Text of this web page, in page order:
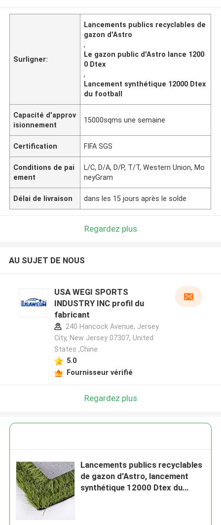
Surligner:
Lancements publics recyclables de
gazon d'Astro
,
Le gazon public d'Astro lance 1200
0 Dtex
,
Lancement synthétique 12000 Dtex
du football
Capacité d'approv
isionnement
15000sqms une semaine
Certification FIFA SGS
Conditions de pai
ement
L/C, D/A, D/P, T/T, Western Union, Mo
neyGram
Délai de livraison dans les 15 jours après le solde
Regardez plus
AU SUJET DE NOUS
USA WEGI SPORTS
INDUSTRY INC profil du
fabricant
240 Hancock Avenue, Jersey
City, New Jersey 07307, United
States ,Chine
5.0
Fournisseur vérifié
Regardez plus
Lancements publics recyclables
de gazon d'Astro, lancement
synthétique 12000 Dtex du